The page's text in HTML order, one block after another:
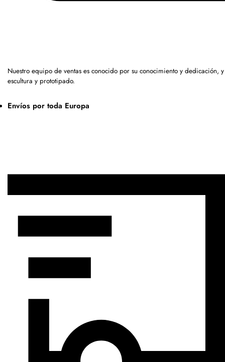
Nuestro equipo de ventas es conocido por su conocimiento y dedicación,
escultura y prototipado.
Envíos por toda Europa